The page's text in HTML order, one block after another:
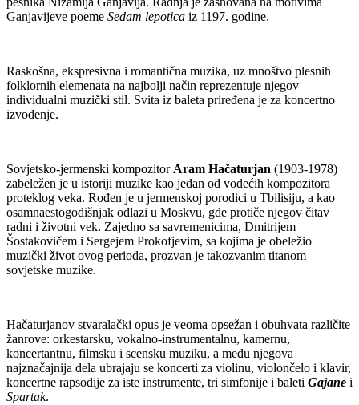
Ganjavijeve poeme Sedam lepotica iz 1197. godine.
Raskošna, ekspresivna i romantična muzika, uz mnoštvo plesnih
folklornih elemenata na najbolji način reprezentuje njegov
individualni muzički stil. Svita iz baleta priređena je za koncertno
izvođenje.
Sovjetsko-jermenski kompozitorAram Hačaturjan (1903-1978)
zabeležen je u istoriji muzike kao jedan od vodećih kompozitora
proteklog veka. Rođen je u jermenskoj porodici u Tbilisiju, a kao
osamnaestogodišnjak odlazi u Moskvu, gde protiče njegov čitav
radni i životni vek. Zajedno sa savremenicima, Dmitrijem
Šostakovičem i Sergejem Prokofjevim, sa kojima je obeležio
muzički život ovog perioda, prozvan je takozvanim titanom
sovjetske muzike.
Hačaturjanov stvaralački opus je veoma opsežan i obuhvata različite
žanrove: orkestarsku, vokalno-instrumentalnu, kamernu,
koncertantnu, filmsku i scensku muziku, a među njegova
najznačajnija dela ubrajaju se koncerti za violinu, violončelo i klavir,
koncertne rapsodije za iste instrumente, tri simfonije i baleti Gajane i
Spartak.